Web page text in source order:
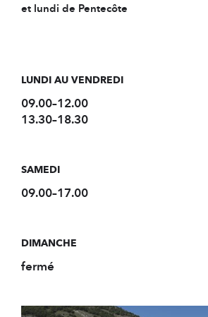
et lundi de Pentecôte
LUNDI AU VENDREDI
09.00–12.00
13.30–18.30
SAMEDI
09.00–17.00
DIMANCHE
fermé